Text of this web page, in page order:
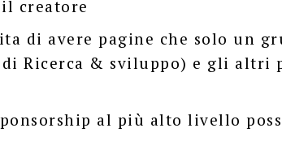
creatore
di avere pagine che solo un
Ricerca & sviluppo) e gli altri
al più alto livello